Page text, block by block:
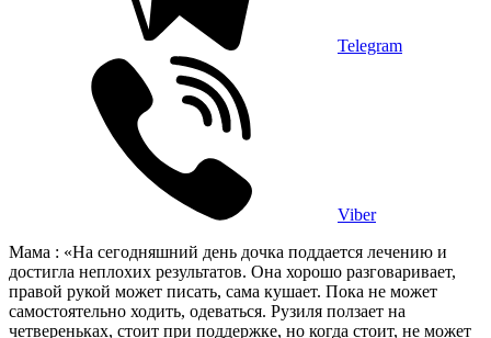
Telegram
Viber
Мама : «На сегодняшний день дочка поддается лечению и
достигла неплохих результатов. Она хорошо разговаривает,
правой рукой может писать, сама кушает. Пока не может
самостоятельно ходить, одеваться. Рузиля ползает на
четвереньках, стоит при поддержке, но когда стоит, не может